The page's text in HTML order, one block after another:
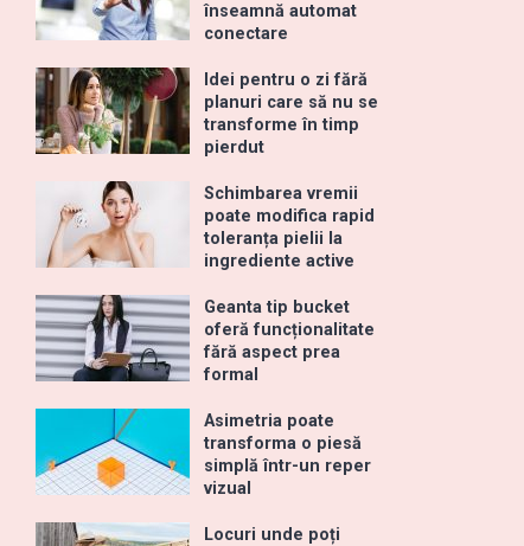
înseamnă automat
conectare
Idei pentru o zi fără
planuri care să nu se
transforme în timp
pierdut
Schimbarea vremii
poate modifica rapid
toleranța pielii la
ingrediente active
Geanta tip bucket
oferă funcționalitate
fără aspect prea
formal
Asimetria poate
transforma o piesă
simplă într-un reper
vizual
Locuri unde poți